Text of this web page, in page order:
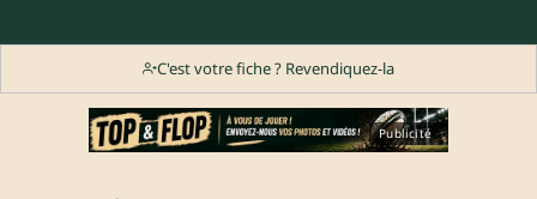
C'est votre fiche ? Revendiquez-la
Publicité